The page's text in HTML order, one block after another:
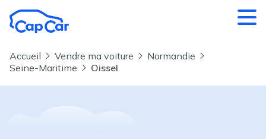
Accueil Vendre ma voiture
Normandie
Seine-Maritime
Oissel